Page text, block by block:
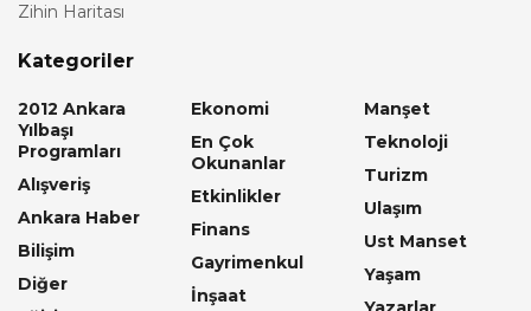
Zihin Haritası
Kategoriler
2012 Ankara
Yılbaşı
Programları
Alışveriş
Ankara Haber
Bilişim
Diğer
Ekonomi
En Çok
Okunanlar
Etkinlikler
Finans
Gayrimenkul
İnşaat
Manşet
Teknoloji
Turizm
Ulaşım
Ust Manset
Yaşam